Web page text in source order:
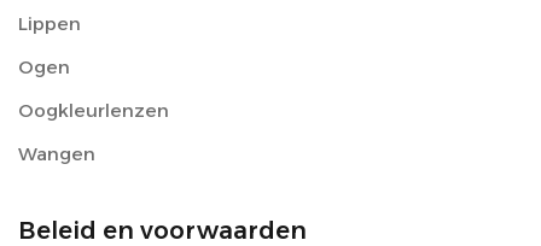
Lippen
Ogen
Oogkleurlenzen
Wangen
Beleid en voorwaarden